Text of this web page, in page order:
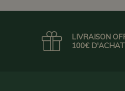
LIVRAISON
100€ D'ACHAT